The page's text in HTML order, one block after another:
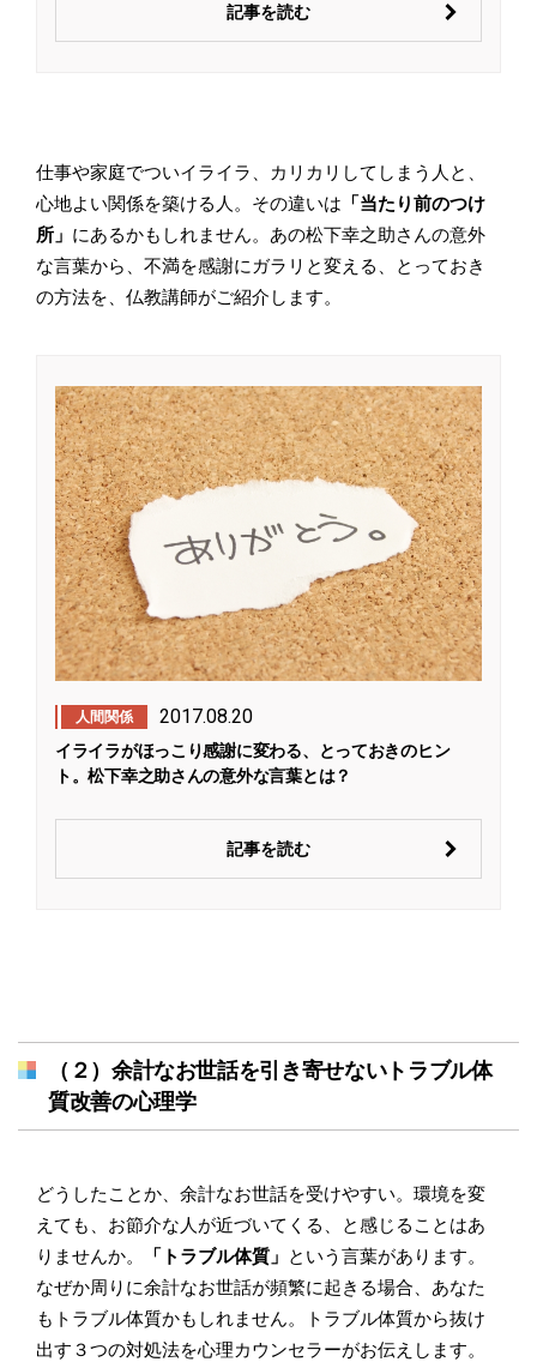
記事を読む
仕事や家庭でついイライラ、カリカリしてしまう人と、
心地よい関係を築ける人。その違いは 「当たり前のつけ
所」 にあるかもしれません。あの松下幸之助さんの意外
な言葉から、不満を感謝にガラリと変える、とっておき
の方法を、仏教講師がご紹介します。
人間関係 2017.08.20
イライラがほっこり感謝に変わる、とっておきのヒン
ト。松下幸之助さんの意外な言葉とは？
記事を読む
（２）余計なお世話を引き寄せないトラブル体
質改善の心理学
どうしたことか、余計なお世話を受けやすい。環境を変
えても、お節介な人が近づいてくる、と感じることはあ
りませんか。
「トラブル体質」 という言葉があります。
なぜか周りに余計なお世話が頻繁に起きる場合、あなた
もトラブル体質かもしれません。トラブル体質から抜け
出す３つの対処法を心理カウンセラーがお伝えします。